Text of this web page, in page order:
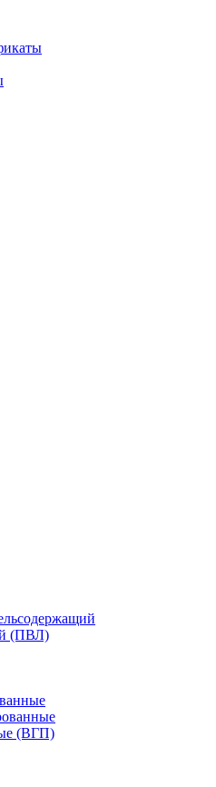
(ПВЛ)
(ВГП)